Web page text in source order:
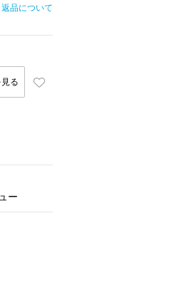
返品について
る
ー